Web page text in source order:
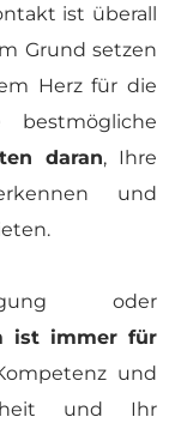
ist überall
Grund setzen
Herz für die
daran, Ihre
und
oder
ist immer für
und
und Ihr